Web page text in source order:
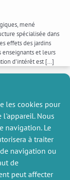
les cookies pour
Nous
navigation. Le
à traiter
navigation ou
de
peut affecter
mené
spécialisée dans
effets des jardins
enseignants et leurs
d’intérêt est […]
le bilan carbone du
MoISA, et sera réalisé
et Institut Agro). La
d’émissions de